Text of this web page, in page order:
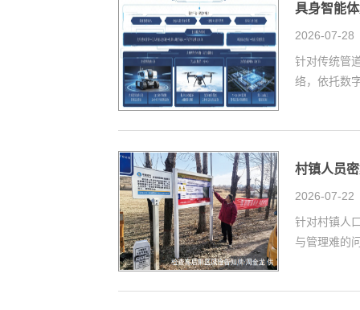
具身智能
2026-07-28
针对传统管
络，依托数
村镇人员
2026-07-22
针对村镇人
与管理难的